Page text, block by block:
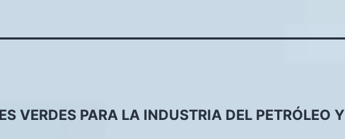
VERDES PARA LA INDUSTRIA DEL PETRÓLEO Y